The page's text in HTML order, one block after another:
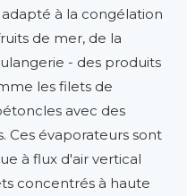
à la congélation
de mer, de la
- des produits
les filets de
avec des
Ces évaporateurs sont
à flux d'air vertical
concentrés à haute